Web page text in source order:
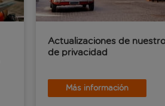
Actualizaciones de
de privacidad
Más información